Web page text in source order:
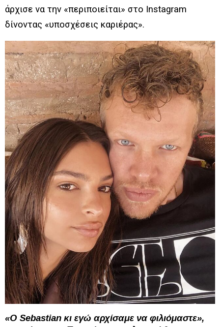
άρχισε να την «περιποιείται» στο Instagram
δίνοντας «υποσχέσεις καριέρας».
«Ο Sebastian κι εγώ αρχίσαμε να φιλιόμαστε»,